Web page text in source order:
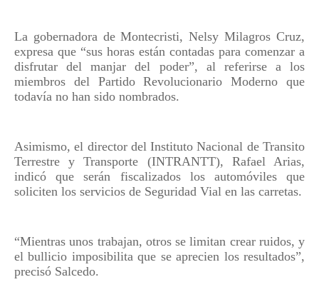
La gobernadora de Montecristi, Nelsy Milagros Cruz,
expresa que “sus horas están contadas para comenzar a
disfrutar del manjar del poder”, al referirse a los
miembros del Partido Revolucionario Moderno que
todavía no han sido nombrados.
Asimismo, el director del Instituto Nacional de Transito
Terrestre y Transporte (INTRANTT), Rafael Arias,
indicó que serán fiscalizados los automóviles que
soliciten los servicios de Seguridad Vial en las carretas.
“Mientras unos trabajan, otros se limitan crear ruidos, y
el bullicio imposibilita que se aprecien los resultados”,
precisó Salcedo.